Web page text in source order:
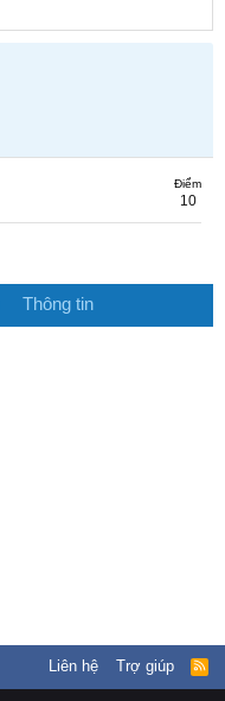
Điểm
10
Thông tin
Liên hệ Trợ giúp
R